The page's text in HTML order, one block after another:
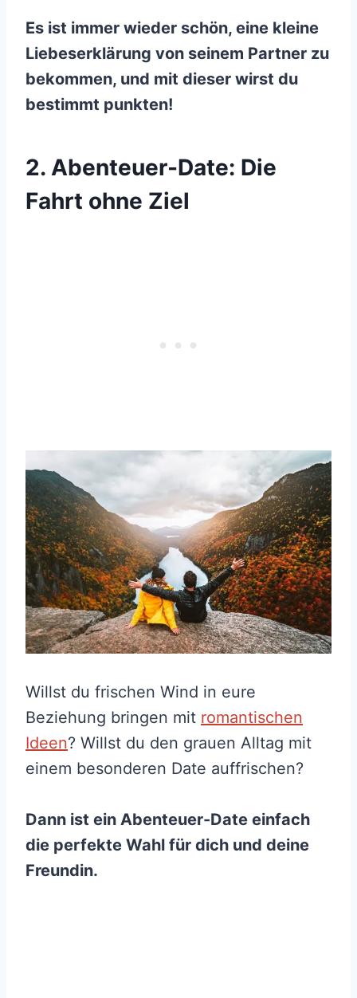
Es ist immer wieder schön, eine kleine
Liebeserklärung von seinem Partner zu
bekommen, und mit dieser wirst du
bestimmt punkten!
2. Abenteuer-Date: Die
Fahrt ohne Ziel
Willst du frischen Wind in eure
Beziehung bringen mit romantischen
Ideen? Willst du den grauen Alltag mit
einem besonderen Date auffrischen?
Dann ist ein Abenteuer-Date einfach
die perfekte Wahl für dich und deine
Freundin.